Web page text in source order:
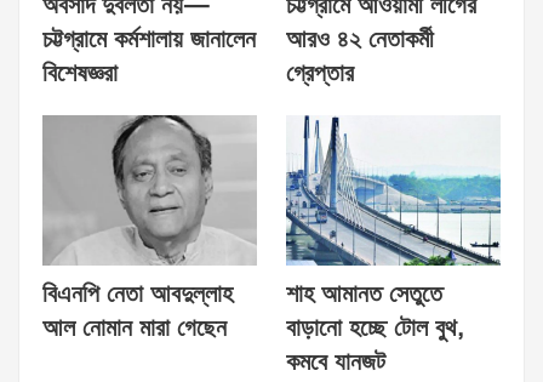
চট্টগ্রামে কর্মশালায় জানালেন
বিশেষজ্ঞরা
আরও ৪২ নেতাকর্মী
গ্রেপ্তার
বিএনপি নেতা আবদুল্লাহ
আল নোমান মারা গেছেন
শাহ আমানত সেতুতে
বাড়ানো হচ্ছে টোল বুথ,
কমবে যানজট